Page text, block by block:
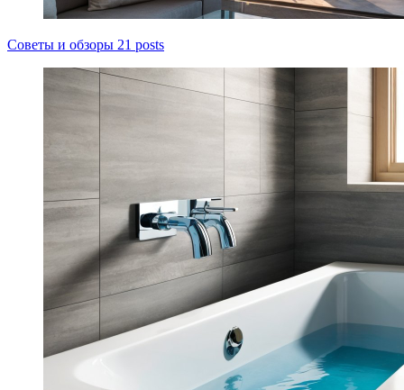
Советы и обзоры 21 posts